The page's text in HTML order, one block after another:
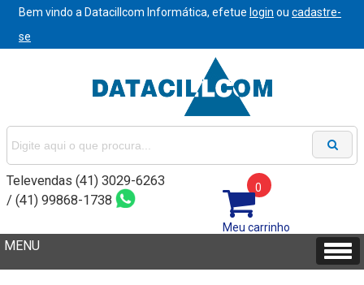
Bem vindo a Datacillcom Informática, efetue login ou cadastre-
se
Meu carrinho
0
Televendas (41) 3029-6263
/ (41) 99868-1738